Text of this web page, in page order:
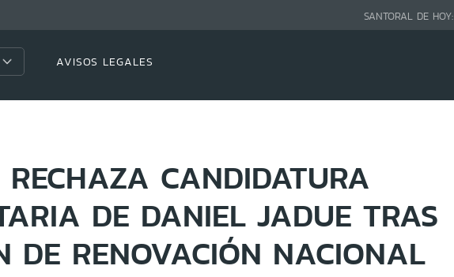
SANTORAL DE HOY:
AVISOS LEGALES
RECHAZA CANDIDATURA
DE DANIEL JADUE TRAS
DE RENOVACIÓN NACIONAL